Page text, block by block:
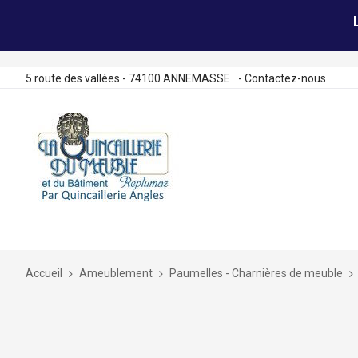
5 route des vallées - 74100 ANNEMASSE - Contactez-nous
Accueil Ameublement Paumelles - Charnières de meuble